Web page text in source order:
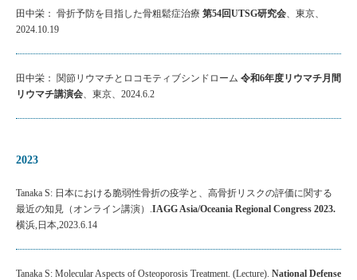
田中栄： 骨折予防を目指した骨粗鬆症治療 第54回UTSG研究会、東京、
2024.10.19
田中栄： 関節リウマチとロコモティブシンドローム 令和6年度リウマチ月間
リウマチ講演会、東京、2024.6.2
2023
Tanaka S: 日本における脆弱性骨折の疫学と、高骨折リスクの評価に関する
最近の知見（オンライン講演）.IAGG Asia/Oceania Regional Congress 2023.
横浜,日本,2023.6.14
Tanaka S: Molecular Aspects of Osteoporosis Treatment. (Lecture). National Defense